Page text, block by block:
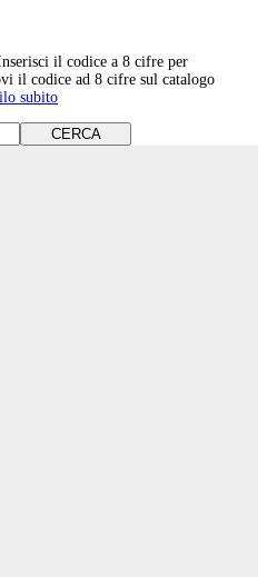
il codice a 8 cifre per
il codice ad 8 cifre sul catalogo
subito